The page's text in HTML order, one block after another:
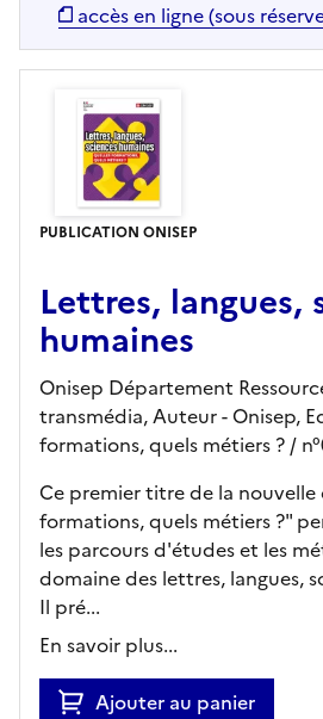
accès en ligne (sous
PUBLICATION ONISEP
Lettres, langues,
humaines
Onisep Département
transmédia, Auteur - Onisep,
formations, quels métiers ? /
Ce premier titre de la
formations, quels métiers ?"
les parcours d'études et les
domaine des lettres, langues,
Il pré...
En savoir plus...
Ajouter au panier